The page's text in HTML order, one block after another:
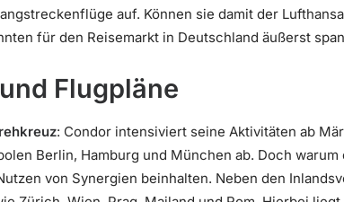
auf. Können sie damit der
für den Reisemarkt in Deutschland äußerst
Flugpläne
: Condor intensiviert seine Aktivitäten ab
Berlin, Hamburg und München ab. Doch
von Synergien beinhalten. Neben den